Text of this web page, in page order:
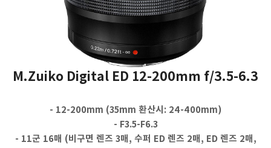
M.Zuiko Digital ED 12-200mm f/3.5-6.3
- 12-200mm (35mm 환산시: 24-400mm)
- F3.5-F6.3
- 11군 16매 (비구면 렌즈 3매, 수퍼 ED 렌즈 2매, ED 렌즈 2매,